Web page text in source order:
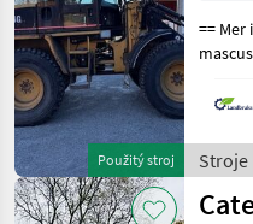
Použitý stroj
== Mer
upon
for
Stroje